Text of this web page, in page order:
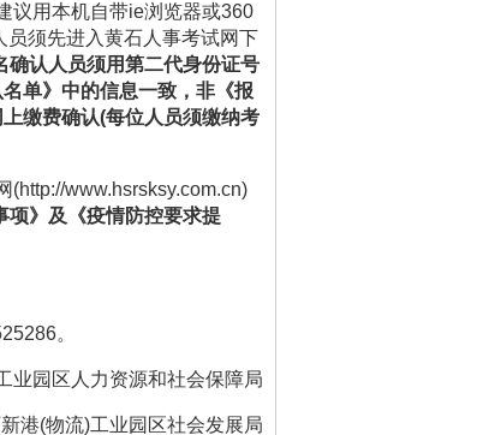
议用本机自带ie浏览器或360
须先进入黄石人事考试网下
确认人员须用第二代身份证号
单》中的信息一致，非《报
缴费确认(每位人员须缴纳考
www.hsrsksy.com.cn)
项》及《疫情防控要求提
。
业园区人力资源和社会保障局
港(物流)工业园区社会发展局